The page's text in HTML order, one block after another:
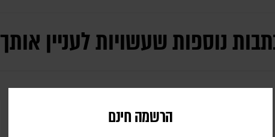
הרשמה חינם
נוספות שעשויות לעניין אותך